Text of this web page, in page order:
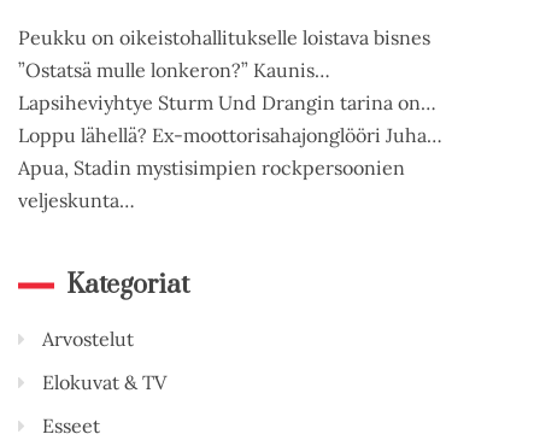
Peukku on oikeistohallitukselle loistava bisnes
”Ostatsä mulle lonkeron?” Kaunis…
Lapsiheviyhtye Sturm Und Drangin tarina on…
Loppu lähellä? Ex-moottorisahajonglööri Juha…
Apua, Stadin mystisimpien rockpersoonien
veljeskunta…
Kategoriat
Arvostelut
Elokuvat & TV
Esseet